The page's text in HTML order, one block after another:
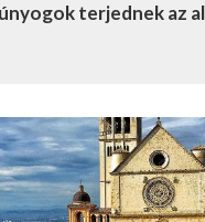
terjednek az